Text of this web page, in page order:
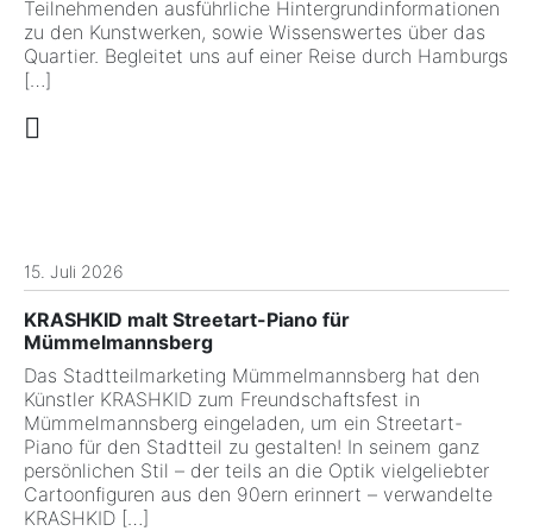
Teilnehmenden ausführliche Hintergrundinformationen
zu den Kunstwerken, sowie Wissenswertes über das
Quartier. Begleitet uns auf einer Reise durch Hamburgs
[…]
15. Juli 2026
KRASHKID malt Streetart-Piano für
Mümmelmannsberg
Das Stadtteilmarketing Mümmelmannsberg hat den
Künstler KRASHKID zum Freundschaftsfest in
Mümmelmannsberg eingeladen, um ein Streetart-
Piano für den Stadtteil zu gestalten! In seinem ganz
persönlichen Stil – der teils an die Optik vielgeliebter
Cartoonfiguren aus den 90ern erinnert – verwandelte
KRASHKID […]